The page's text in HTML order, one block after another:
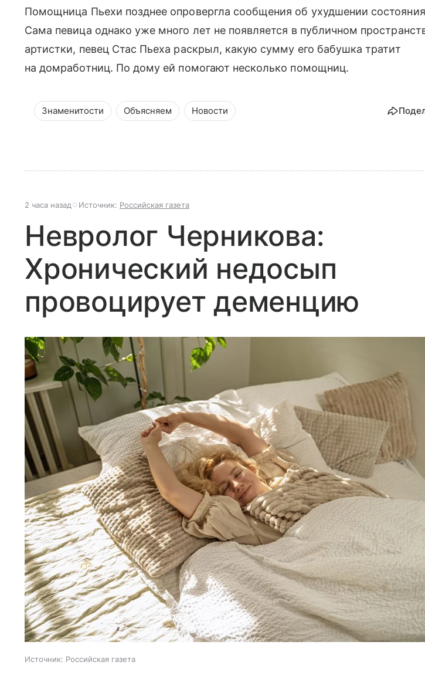
Помощница Пьехи позднее опровергла сообщения об ухудшении
Сама певица однако уже много лет не появляется в публичном
артистки, певец Стас Пьеха раскрыл, какую сумму его бабушка тратит
на домработниц. По дому ей помогают несколько помощниц.
Знаменитости Объясняем Новости
2 часа назад Источник: Российская газета
Невролог Черникова:
Хронический недосып
провоцирует деменцию
Источник: Российская газета